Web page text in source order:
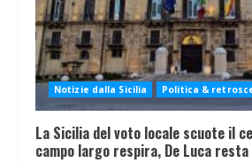
Notizie dalla Sicilia Politica &
La Sicilia del voto locale scuote il
campo largo respira, De Luca